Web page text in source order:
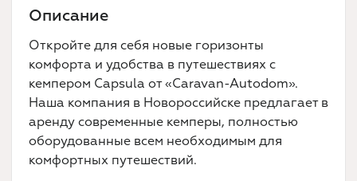
Описание
Откройте для себя новые горизонты
комфорта и удобства в путешествиях с
кемпером Capsula от «Caravan-Autodom».
Наша компания в Новороссийске предлагает в
аренду современные кемперы, полностью
оборудованные всем необходимым для
комфортных путешествий.